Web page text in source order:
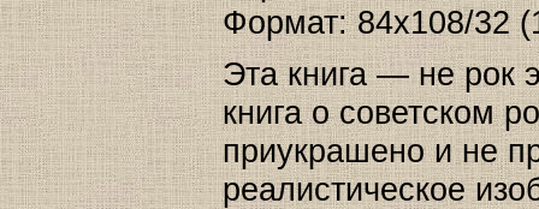
Формат: 84x108/32
Эта книга — не рок
книга о советском
приукрашено и не
реалистическое